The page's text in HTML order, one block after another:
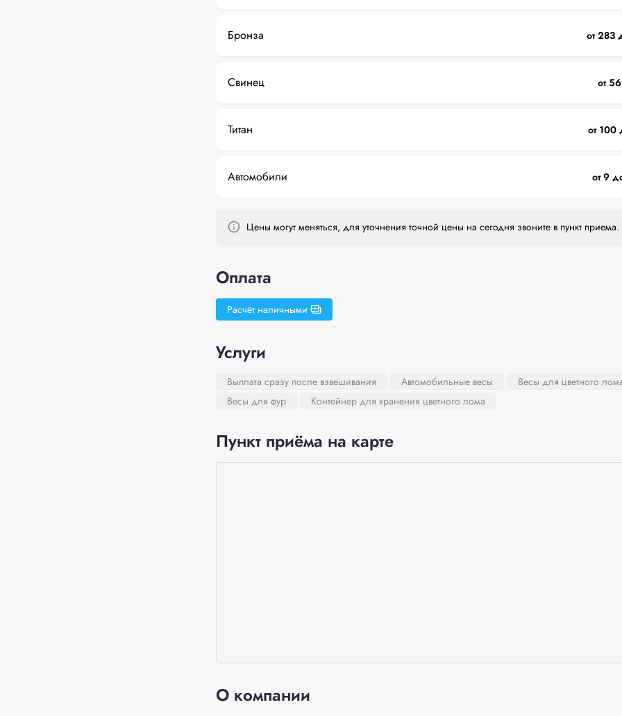
Бронза от 283
Свинец от
Титан от 100
Автомобили от 9
Цены могут меняться, для уточнения точной цены на сегодня звоните в пункт приема.
Оплата
Расчёт наличными
Услуги
Выплата сразу после взвешивания Автомобильные весы
Весы для цветного
Весы для фур
Контейнер для хранения цветного лома
Пункт приёма на карте
О компании